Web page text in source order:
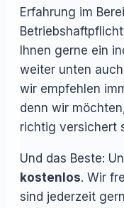
Erfahrung im
Ihnen gerne ein
weiter unten
wir empfehlen
denn wir
richtig versichert
Und das Beste:
kostenlos. Wir
sind jederzeit